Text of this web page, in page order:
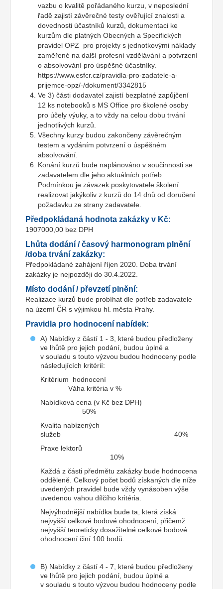
vazbu o kvalitě pořádaného kurzu, v neposlední
řadě zajistí závěrečné testy ověřující znalosti a
dovednosti účastníků kurzů, dokumentaci ke
kurzům dle platných Obecných a Specifických
pravidel OPZ pro projekty s jednotkovými náklady
zaměřené na další profesní vzdělávání a potvrzení
o absolvování pro úspěšné účastníky.
https://www.esfcr.cz/pravidla-pro-zadatele-a-
prijemce-opz/-/dokument/3342815
Ve 3) části dodavatel zajistí bezplatné zapůjčení
12 ks notebooků s MS Office pro školené osoby
pro účely výuky, a to vždy na celou dobu trvání
jednotlivých kurzů.
Všechny kurzy budou zakončeny závěrečným
testem a vydáním potvrzení o úspěšném
absolvování.
Konání kurzů bude naplánováno v součinnosti se
zadavatelem dle jeho aktuálních potřeb.
Podmínkou je závazek poskytovatele školení
realizovat jakýkoliv z kurzů do 14 dnů od doručení
požadavku ze strany zadavatele.
Předpokládaná hodnota zakázky v Kč:
1907000,00 bez DPH
Lhůta dodání / časový harmonogram plnění
/doba trvání zakázky:
Předpokládané zahájení říjen 2020. Doba trvání
zakázky je nejpozději do 30.4.2022.
Místo dodání / převzetí plnění:
Realizace kurzů bude probíhat dle potřeb zadavatele
na území ČR s výjimkou hl. města Prahy.
Pravidla pro hodnocení nabídek:
A) Nabídky z částí 1 - 3, které budou předloženy
ve lhůtě pro jejich podání, budou úplné a
v souladu s touto výzvou budou hodnoceny podle
následujících kritérií:
Kritérium hodnocení
Váha kritéria v %
Nabídková cena (v Kč bez DPH)
50%
Kvalita nabízených
služeb 40%
Praxe lektorů
10%
Každá z části předmětu zakázky bude hodnocena
odděleně. Celkový počet bodů získaných dle níže
uvedených pravidel bude vždy vynásoben výše
uvedenou vahou dílčího kritéria.
Nejvýhodnější nabídka bude ta, která získá
nejvyšší celkové bodové ohodnocení, přičemž
nejvyšší teoreticky dosažitelné celkové bodové
ohodnocení činí 100 bodů.
B) Nabídky z částí 4 - 7, které budou předloženy
ve lhůtě pro jejich podání, budou úplné a
v souladu s touto výzvou budou hodnoceny podle